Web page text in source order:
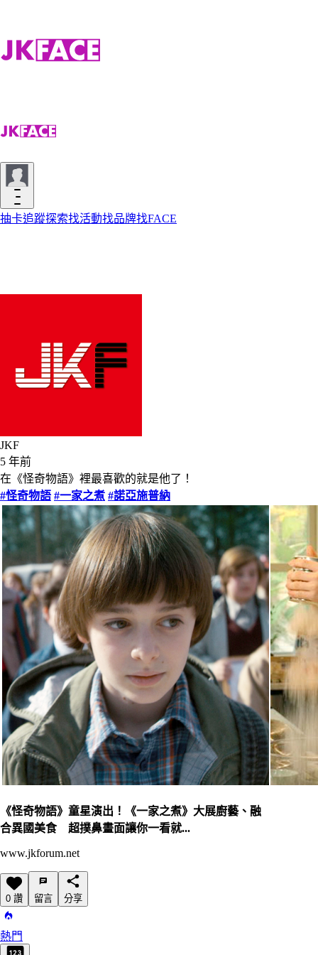
抽卡追蹤探索找活動找品牌找FACE
JKF
5 年前
在《怪奇物語》裡最喜歡的就是他了！
#怪奇物語 #一家之煮 #諾亞施普納
《怪奇物語》童星演出！《一家之煮》大展廚藝、融
合異國美食 超撲鼻畫面讓你一看就...
www.jkforum.net
0 讚 留言 分享
熱門